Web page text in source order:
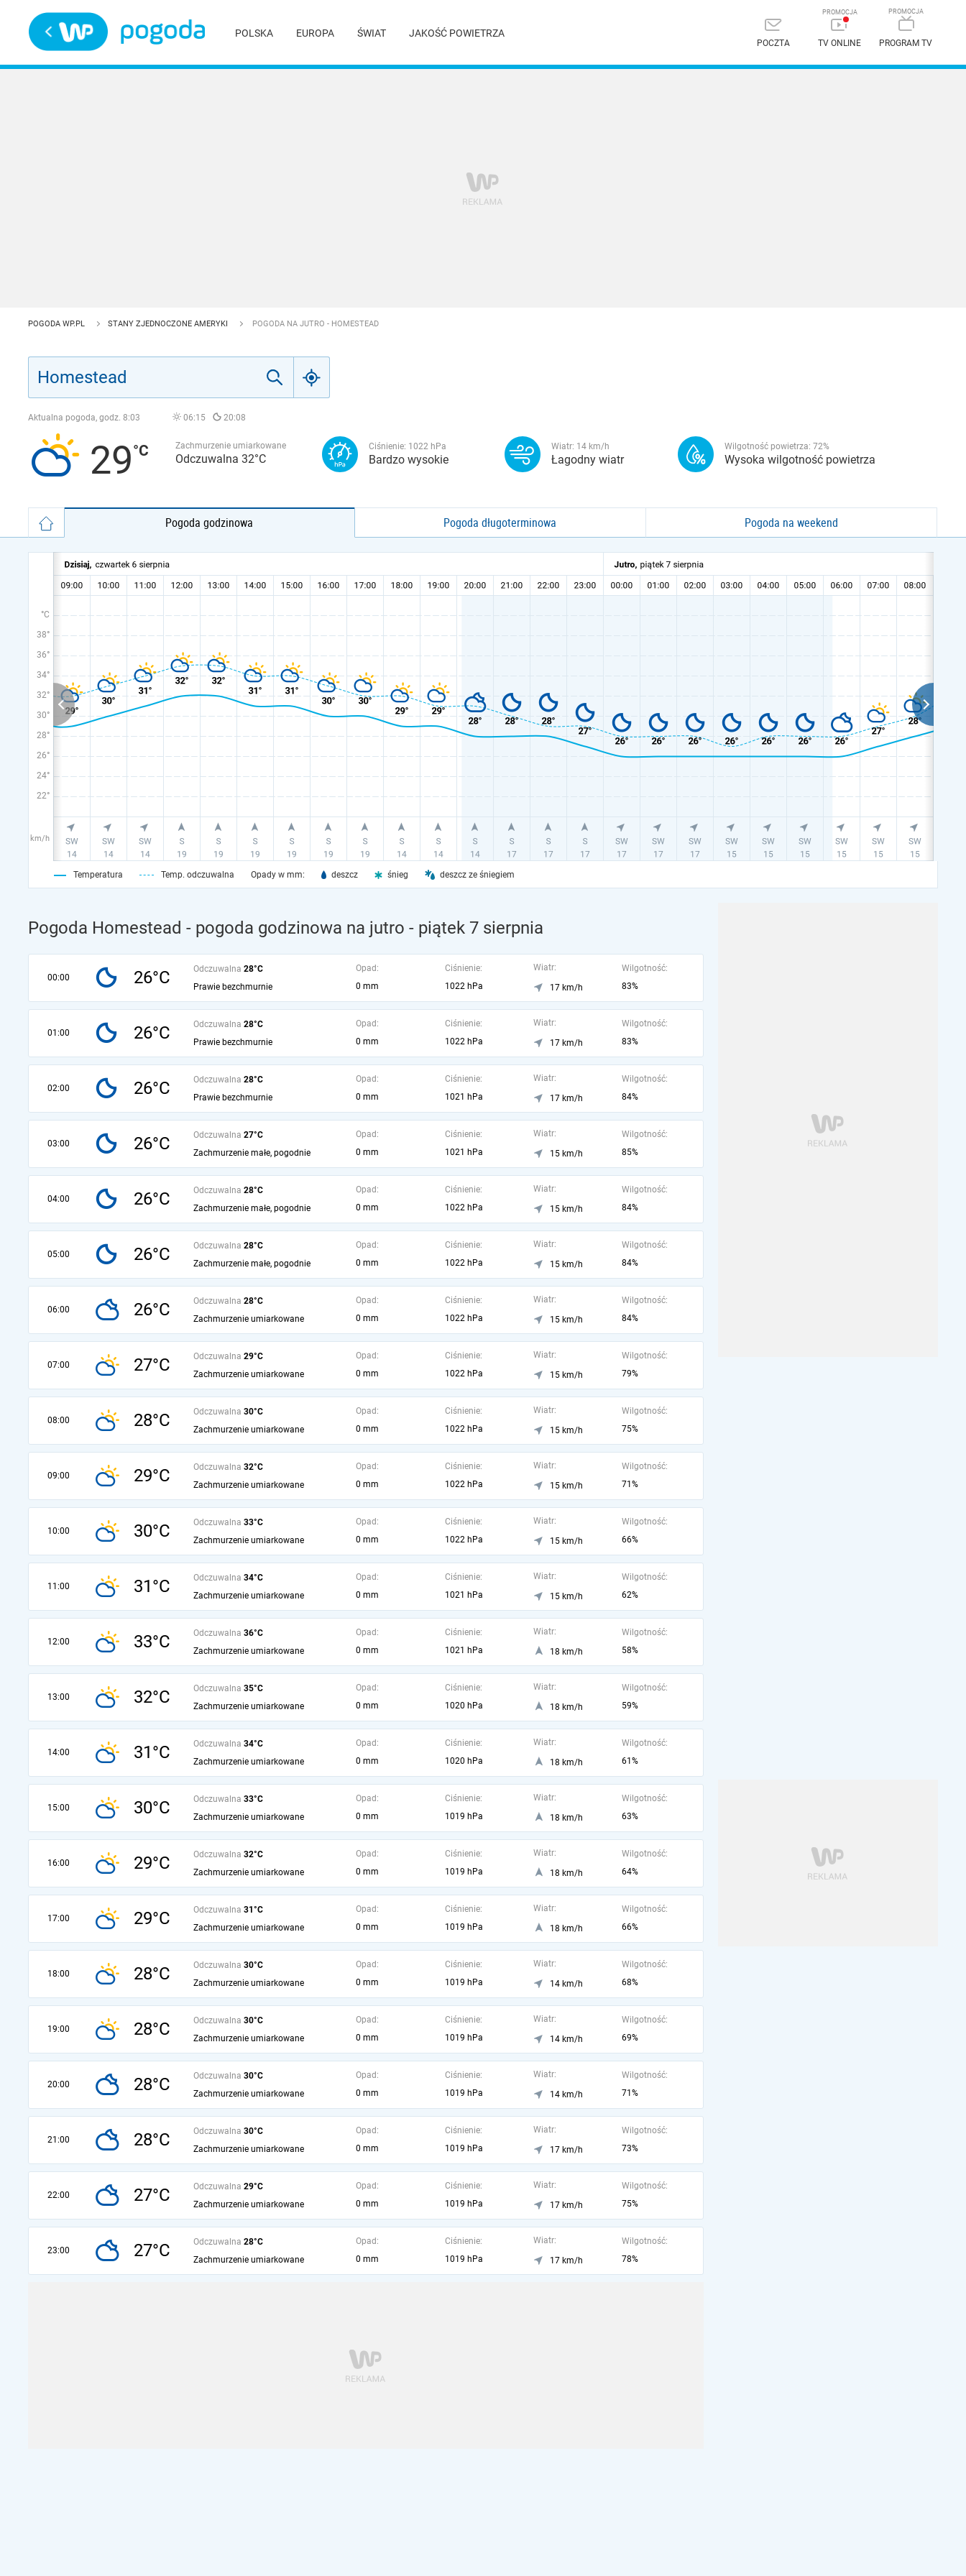
POLSKA EUROPA ŚWIAT JAKOŚĆ POWIETRZA
POCZTA TV ONLINE PROGRAM TV
POGODA WP.PL STANY ZJEDNOCZONE AMERYKI POGODA NA JUTRO - HOMESTEAD
Aktualna pogoda, godz. 8:03 06:15 20:08
29 Zachmurzenie umiarkowane
Odczuwalna 32°C
Ciśnienie: 1022 hPa
Bardzo wysokie
Wiatr: 14 km/h
Łagodny wiatr
Wilgotność powietrza: 72%
Wysoka wilgotność powietrza
Pogoda godzinowa Pogoda długoterminowa Pogoda na weekend
°C
38°
36°
34°
32°
30°
28°
26°
24°
22°
km/h
Temperatura Temp. odczuwalna Opady w mm: deszcz śnieg deszcz ze śniegiem
Pogoda Homestead - pogoda godzinowa na jutro - piątek 7 sierpnia
00:00 26°C Odczuwalna 28°C
Prawie bezchmurnie
Opad:
0 mm
Ciśnienie:
1022 hPa
Wiatr:
17 km/h
Wilgotność:
83%
01:00 26°C Odczuwalna 28°C
Prawie bezchmurnie
Opad:
0 mm
Ciśnienie:
1022 hPa
Wiatr:
17 km/h
Wilgotność:
83%
02:00 26°C Odczuwalna 28°C
Prawie bezchmurnie
Opad:
0 mm
Ciśnienie:
1021 hPa
Wiatr:
17 km/h
Wilgotność:
84%
03:00 26°C Odczuwalna 27°C
Zachmurzenie małe, pogodnie
Opad:
0 mm
Ciśnienie:
1021 hPa
Wiatr:
15 km/h
Wilgotność:
85%
04:00 26°C Odczuwalna 28°C
Zachmurzenie małe, pogodnie
Opad:
0 mm
Ciśnienie:
1022 hPa
Wiatr:
15 km/h
Wilgotność:
84%
05:00 26°C Odczuwalna 28°C
Zachmurzenie małe, pogodnie
Opad:
0 mm
Ciśnienie:
1022 hPa
Wiatr:
15 km/h
Wilgotność:
84%
06:00 26°C Odczuwalna 28°C
Zachmurzenie umiarkowane
Opad:
0 mm
Ciśnienie:
1022 hPa
Wiatr:
15 km/h
Wilgotność:
84%
07:00 27°C Odczuwalna 29°C
Zachmurzenie umiarkowane
Opad:
0 mm
Ciśnienie:
1022 hPa
Wiatr:
15 km/h
Wilgotność:
79%
08:00 28°C Odczuwalna 30°C
Zachmurzenie umiarkowane
Opad:
0 mm
Ciśnienie:
1022 hPa
Wiatr:
15 km/h
Wilgotność:
75%
09:00 29°C Odczuwalna 32°C
Zachmurzenie umiarkowane
Opad:
0 mm
Ciśnienie:
1022 hPa
Wiatr:
15 km/h
Wilgotność:
71%
10:00 30°C Odczuwalna 33°C
Zachmurzenie umiarkowane
Opad:
0 mm
Ciśnienie:
1022 hPa
Wiatr:
15 km/h
Wilgotność:
66%
11:00 31°C Odczuwalna 34°C
Zachmurzenie umiarkowane
Opad:
0 mm
Ciśnienie:
1021 hPa
Wiatr:
15 km/h
Wilgotność:
62%
12:00 33°C Odczuwalna 36°C
Zachmurzenie umiarkowane
Opad:
0 mm
Ciśnienie:
1021 hPa
Wiatr:
18 km/h
Wilgotność:
58%
13:00 32°C Odczuwalna 35°C
Zachmurzenie umiarkowane
Opad:
0 mm
Ciśnienie:
1020 hPa
Wiatr:
18 km/h
Wilgotność:
59%
14:00 31°C Odczuwalna 34°C
Zachmurzenie umiarkowane
Opad:
0 mm
Ciśnienie:
1020 hPa
Wiatr:
18 km/h
Wilgotność:
61%
15:00 30°C Odczuwalna 33°C
Zachmurzenie umiarkowane
Opad:
0 mm
Ciśnienie:
1019 hPa
Wiatr:
18 km/h
Wilgotność:
63%
16:00 29°C Odczuwalna 32°C
Zachmurzenie umiarkowane
Opad:
0 mm
Ciśnienie:
1019 hPa
Wiatr:
18 km/h
Wilgotność:
64%
17:00 29°C Odczuwalna 31°C
Zachmurzenie umiarkowane
Opad:
0 mm
Ciśnienie:
1019 hPa
Wiatr:
18 km/h
Wilgotność:
66%
18:00 28°C Odczuwalna 30°C
Zachmurzenie umiarkowane
Opad:
0 mm
Ciśnienie:
1019 hPa
Wiatr:
14 km/h
Wilgotność:
68%
19:00 28°C Odczuwalna 30°C
Zachmurzenie umiarkowane
Opad:
0 mm
Ciśnienie:
1019 hPa
Wiatr:
14 km/h
Wilgotność:
69%
20:00 28°C Odczuwalna 30°C
Zachmurzenie umiarkowane
Opad:
0 mm
Ciśnienie:
1019 hPa
Wiatr:
14 km/h
Wilgotność:
71%
21:00 28°C Odczuwalna 30°C
Zachmurzenie umiarkowane
Opad:
0 mm
Ciśnienie:
1019 hPa
Wiatr:
17 km/h
Wilgotność:
73%
22:00 27°C Odczuwalna 29°C
Zachmurzenie umiarkowane
Opad:
0 mm
Ciśnienie:
1019 hPa
Wiatr:
17 km/h
Wilgotność:
75%
23:00 27°C Odczuwalna 28°C
Zachmurzenie umiarkowane
Opad:
0 mm
Ciśnienie:
1019 hPa
Wiatr:
17 km/h
Wilgotność:
78%